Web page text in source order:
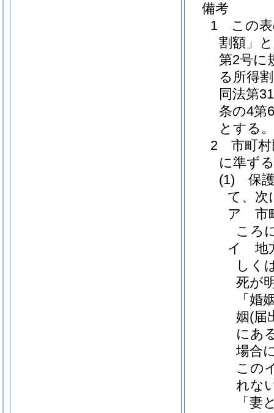
備考
1 この表
割額」
第2号に
る所得
同法第
条の4第
とする
2 市町村
に準ず
(1) 保護
て、次
ア 市
ころ
イ 地
しく
死が
「婚
姻(届
にあ
場合
この
れな
「妻